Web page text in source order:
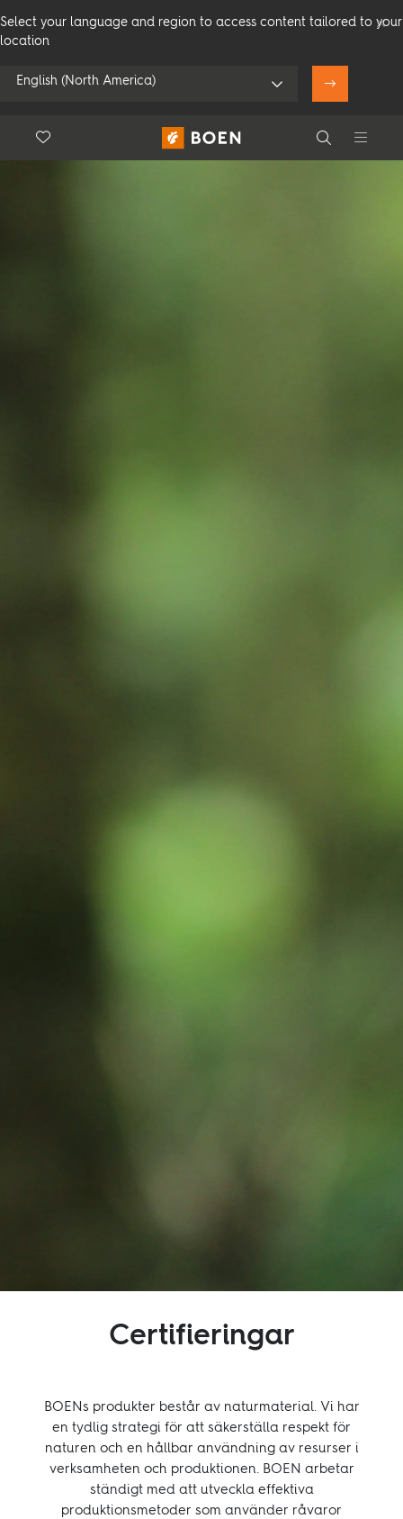
Select your language and region to access content tailored to your
location
English (North America)
Använd min position
Search
Floor.Wishlist
Certifieringar
BOENs produkter består av naturmaterial. Vi har
en tydlig strategi för att säkerställa respekt för
naturen och en hållbar användning av resurser i
verksamheten och produktionen. BOEN arbetar
ständigt med att utveckla effektiva
produktionsmetoder som använder råvaror